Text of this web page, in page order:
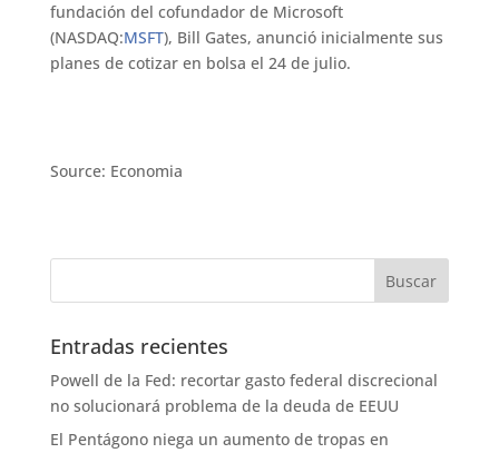
fundación del cofundador de Microsoft
(NASDAQ:MSFT), Bill Gates, anunció inicialmente sus
planes de cotizar en bolsa el 24 de julio.
Source: Economia
Entradas recientes
Powell de la Fed: recortar gasto federal discrecional
no solucionará problema de la deuda de EEUU
El Pentágono niega un aumento de tropas en